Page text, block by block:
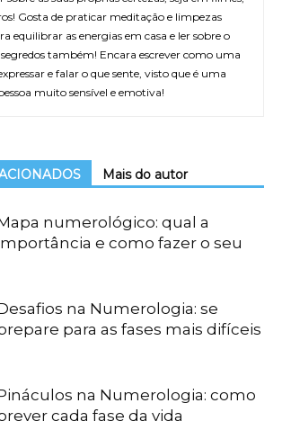
Gosta de praticar meditação e limpezas
equilibrar as energias em casa e ler sobre o
segredos também! Encara escrever como uma
e falar o que sente, visto que é uma
muito sensível e emotiva!
Mais do autor
numerológico: qual a
e como fazer o seu
na Numerologia: se
para as fases mais difíceis
na Numerologia: como
cada fase da vida